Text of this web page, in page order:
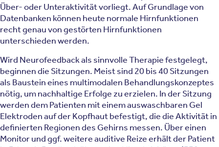
Über- oder Unteraktivität vorliegt. Auf Grundlage von
Datenbanken können heute normale Hirnfunktionen
recht genau von gestörten Hirnfunktionen
unterschieden werden.
Wird Neurofeedback als sinnvolle Therapie festgelegt,
beginnen die Sitzungen. Meist sind 20 bis 40 Sitzungen
als Baustein eines multimodalen Behandlungskonzeptes
nötig, um nachhaltige Erfolge zu erzielen. In der Sitzung
werden dem Patienten mit einem auswaschbaren Gel
Elektroden auf der Kopfhaut befestigt, die die Aktivität in
definierten Regionen des Gehirns messen. Über einen
Monitor und ggf. weitere auditive Reize erhält der Patient